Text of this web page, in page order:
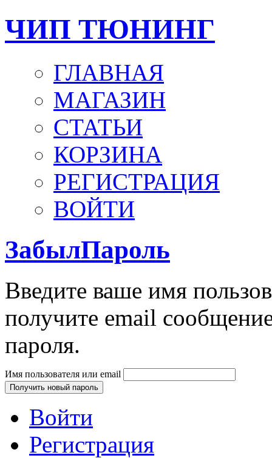
ЧИП ТЮНИНГ
ГЛАВНАЯ
МАГАЗИН
СТАТЬИ
КОРЗИНА
РЕГИСТРАЦИЯ
ВОЙТИ
ЗабылПароль
Введите ваше имя
получите email
пароля.
Имя пользователя или email
Получить новый пароль
Войти
Регистрация